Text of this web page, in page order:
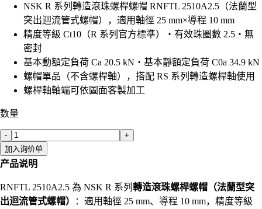
NSK R 系列轉造滾珠螺桿螺帽 RNFTL 2510A2.5（法蘭型
突出迴流管式螺帽），適用軸徑 25 mm×導程 10 mm
精度等級 Ct10（R 系列官方標準）・有效珠圈數 2.5・無
密封
基本動額定負荷 Ca 20.5 kN・基本靜額定負荷 C0a 34.9 kN
螺帽單品（不含螺桿軸），搭配 RS 系列轉造螺桿軸使用
螺桿軸軸端可依圖面客製加工
数量
-
+
加入询价单
产品说明
RNFTL 2510A2.5 為 NSK R 系列 轉造滾珠螺桿螺帽（法蘭型突
出迴流管式螺帽）
：適用軸徑 25 mm、導程 10 mm，精度等級